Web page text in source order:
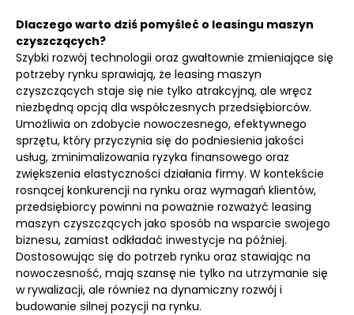
Dlaczego warto dziś pomyśleć o leasingu maszyn
czyszczących?
Szybki rozwój technologii oraz gwałtownie zmieniające się
potrzeby rynku sprawiają, że leasing maszyn
czyszczących staje się nie tylko atrakcyjną, ale wręcz
niezbędną opcją dla współczesnych przedsiębiorców.
Umożliwia on zdobycie nowoczesnego, efektywnego
sprzętu, który przyczynia się do podniesienia jakości
usług, zminimalizowania ryzyka finansowego oraz
zwiększenia elastyczności działania firmy. W kontekście
rosnącej konkurencji na rynku oraz wymagań klientów,
przedsiębiorcy powinni na poważnie rozważyć leasing
maszyn czyszczących jako sposób na wsparcie swojego
biznesu, zamiast odkładać inwestycje na później.
Dostosowując się do potrzeb rynku oraz stawiając na
nowoczesność, mają szansę nie tylko na utrzymanie się
w rywalizacji, ale również na dynamiczny rozwój i
budowanie silnej pozycji na rynku.